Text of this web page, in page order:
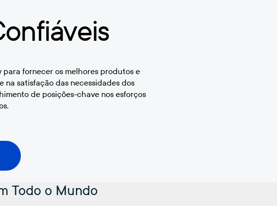
fornecer os melhores produtos e
na satisfação das necessidades dos
de posições-chave nos esforços
Todo o Mundo